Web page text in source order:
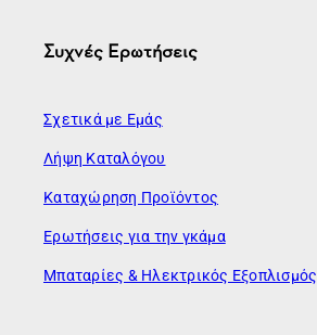
Συχνές Ερωτήσεις
Σχετικά με Εμάς
Λήψη Καταλόγου
Καταχώρηση Προϊόντος
Ερωτήσεις για την γκάμα
Μπαταρίες & Ηλεκτρικός Εξοπλισμός